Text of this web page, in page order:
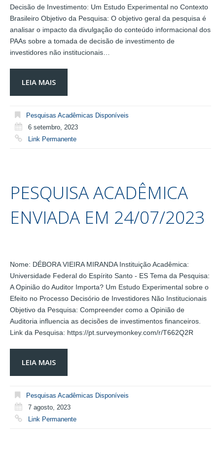
Decisão de Investimento: Um Estudo Experimental no Contexto
Brasileiro Objetivo da Pesquisa: O objetivo geral da pesquisa é
analisar o impacto da divulgação do conteúdo informacional dos
PAAs sobre a tomada de decisão de investimento de
investidores não institucionais…
LEIA MAIS
Pesquisas Acadêmicas Disponíveis
6 setembro, 2023
Link Permanente
PESQUISA ACADÊMICA
ENVIADA EM 24/07/2023
Nome: DÉBORA VIEIRA MIRANDA Instituição Acadêmica:
Universidade Federal do Espírito Santo - ES Tema da Pesquisa:
A Opinião do Auditor Importa? Um Estudo Experimental sobre o
Efeito no Processo Decisório de Investidores Não Institucionais
Objetivo da Pesquisa: Compreender como a Opinião de
Auditoria influencia as decisões de investimentos financeiros.
Link da Pesquisa: https://pt.surveymonkey.com/r/T662Q2R
LEIA MAIS
Pesquisas Acadêmicas Disponíveis
7 agosto, 2023
Link Permanente